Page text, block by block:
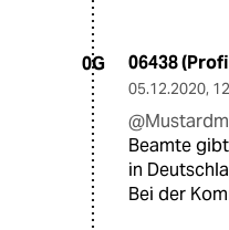
0G 06438
05.12.2020,
Beamte
in
Bei der